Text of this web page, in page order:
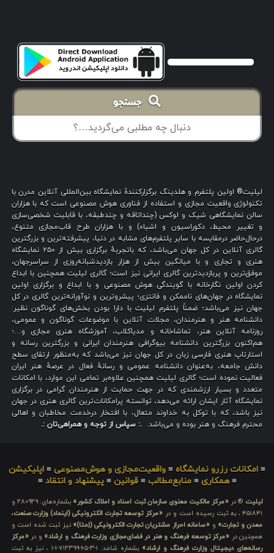
جستجو
لیلیت® اولین پلتفرم و هلدینگ برگزارکنندهٔ نمایشگاه بین‌المللی آنلاین مدرن با
تکنولوژی واقعیت مجازی و استفاده از فناوری هوش مصنوعی است که با هزاران
سالن نمایشگاهی شیک و لوکس (چنداتاقه و چندطبقه، با قابلیت شخصی‌سازی
و تغییر محیط، دکوراسیون و اشیاء) و با هزاران طرح قاب‌مجازی متنوع،
درحال‌حاضر درمقایسه با سایر پلتفرم‌های مشابه در دنیا، پیشرفته‌ترین و بزرگترین
گالری آنلاین در کل جهان می‌باشد، که باتجربهٔ برگزاری بیش از ۲۵۰ نمایشگاه
هنری و تجاری و با میانگین بیش از هزار بازدیدشبانه‌روزی از سراسرجهان،
موفق‌ترین و پربازدیدترین گالری ایرانی نیز است؛ گالری لیلیت همچنین با ابداع
کردن اولین نگارخانه با گویندگی هوش مصنوعی و با ابداع و برگزاری اولین
نمایشگاه در جهان‌های ناممکن و فانتزی؛ پیشروترین و نوآورانه‌ترین گالری در کل
جهان نیز می‌باشد؛ ضمناً پلتفرم لیلیت با دارا بودن بخش‌های گوناگون نظیر:
دانشنامه هنر و هنرمندان، مجلات آنلاین با موضوعات گوناگون و عمومی،
روزنامه آنلاین هنر، تماشاخانه و مدیاکلاب، آموزشگاه هنری مجازی و…؛
هم‌اکنون بزرگترین دانشنامه بیوگرافی هنرمندان ایرانی و بزرگترین رسانه و
استارتاپ هنری فارسی زبان در کل جهان نیز می‌باشد که به‌منظور ارتقای سطح
دانش جامعه، به‌عنوان دانشنامه عمومی و رسانهٔ فعال در عرصهٔ هنر ایران
فعالیت نموده است؛ گالری لیلیت همچنین علاوه‌بر تمامی این موارد، با امکانات
متعدد و بسیار ارزشمندی که در جهت حمایت از هنرمندان گرامی در برگزاری
نمایشگاه آثار ایشان ارائه می‌دهد، توانسته پرامکانات‌ترین گالری هنری در جهان
نیز باشد، که با توکل به خداوند متعال، با افتخار درخدمت مخاطبان و اهالی
محترم فرهنگ و هنر بوده و می‌باشد. .: سپاس از توجه و همراهی‌تان :.
≡ امکانات رزرو نمایشگاه ≡ واقعیت‌مجازی و هوش‌مصنوعی ≡ اپلیکیشن
≡همکاری ≡منابع‌مطالب ≡قوانین ≡پیشنهاد و انتقاد ≡
لیلیت ® در «مرکز مالکیت معنوی سازمان ثبت اسناد و املاک کشور»
بشماره‌های: ۲۸۰۹۲۹ و
۴۵۱۸۴۱ ، به ثبت رسیده است و در
«مرکز توسعه تجارت الکترونیکی (اینماد) وزارت صنعت،
معدن و تجارت» و «سامانه احراز مشتریان تجارت الکترونیکی (اِمتا)» نیز ثبت شده است و
همچنین در «مرکز توسعه فرهنگ و هنر در فضای‌مجازی وزارت فرهنگ و ارشاد» و در«مرکز
رسانه‌های دیجیتال وزارت فرهنگ و ارشاد»
بشماره شامَد: ۱-۳-۶۵-۷۱۲۳۹۹-۱-۱ ، نیز به ثبت